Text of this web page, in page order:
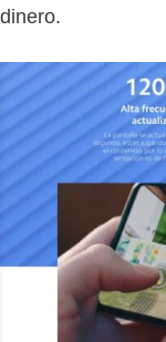
dinero.